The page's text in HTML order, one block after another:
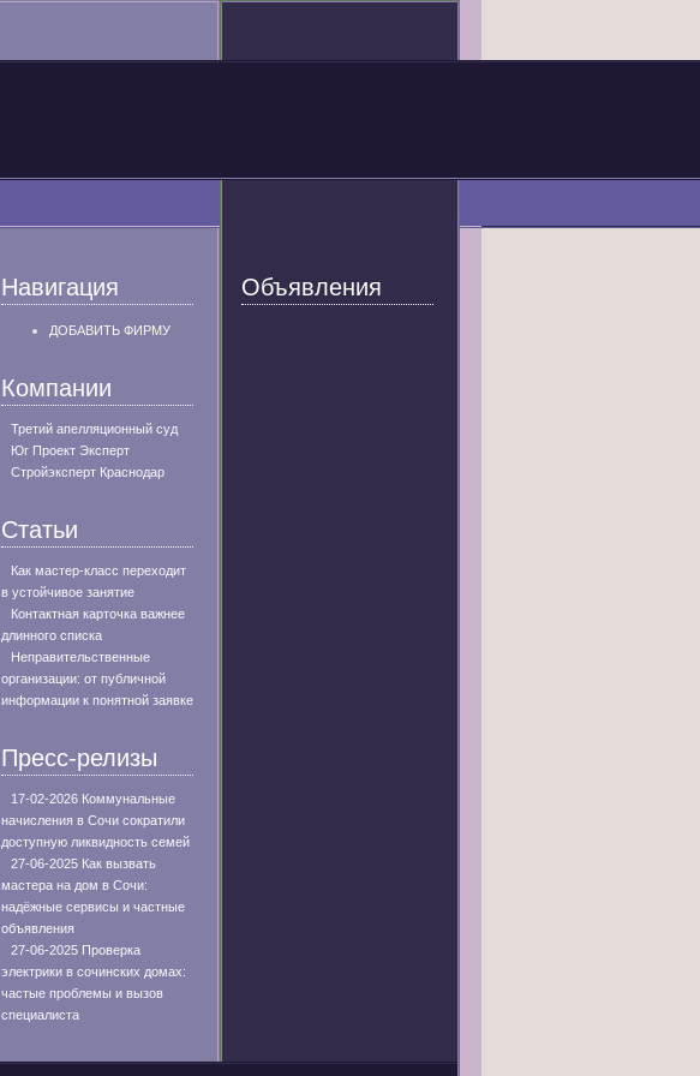
Навигация
ДОБАВИТЬ ФИРМУ
Компании
Третий апелляционный суд
Юг Проект Эксперт
Стройэксперт Краснодар
Статьи
Как мастер-класс переходит
в устойчивое занятие
Контактная карточка важнее
длинного списка
Неправительственные
организации: от публичной
информации к понятной заявке
Пресс-релизы
17-02-2026 Коммунальные
начисления в Сочи сократили
доступную ликвидность семей
27-06-2025 Как вызвать
мастера на дом в Сочи:
надёжные сервисы и частные
объявления
27-06-2025 Проверка
электрики в сочинских домах:
частые проблемы и вызов
специалиста
Объявления